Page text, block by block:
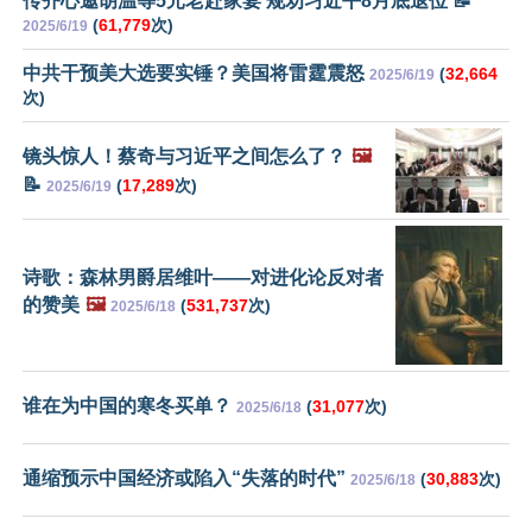
2025/6/19 (61,779次)
中共干预美大选要实锤？美国将雷霆震怒 2025/6/19 (32,664
次)
镜头惊人！蔡奇与习近平之间怎么了？ 🖼️
📝 2025/6/19 (17,289次)
诗歌：森林男爵居维叶——对进化论反对者
的赞美 🖼️ 2025/6/18 (531,737次)
谁在为中国的寒冬买单？ 2025/6/18 (31,077次)
通缩预示中国经济或陷入“失落的时代” 2025/6/18 (30,883次)